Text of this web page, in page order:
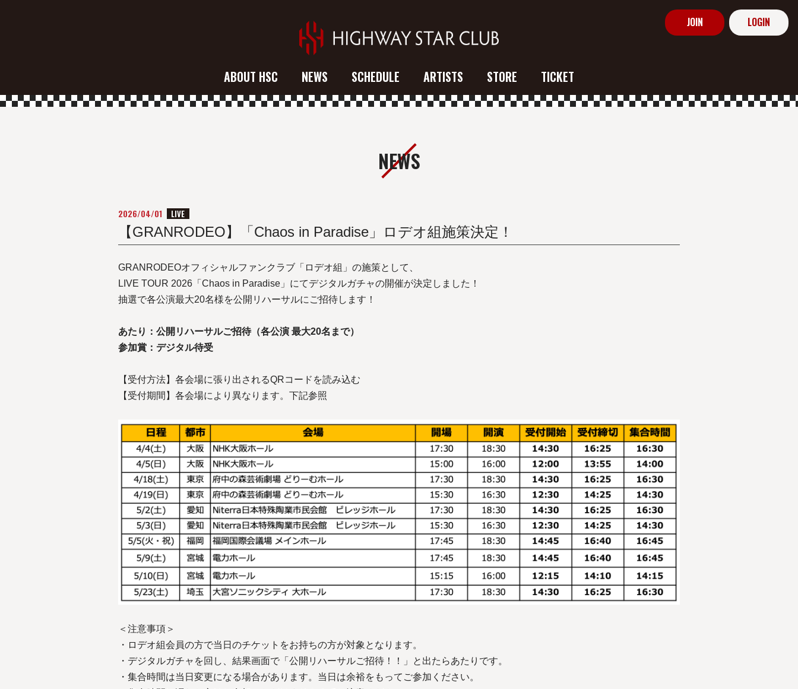
ABOUT HSC NEWS SCHEDULE ARTISTS STORE TICKET
JOIN LOGIN
NEWS
2026/04/01 LIVE
【GRANRODEO】「Chaos in Paradise」ロデオ組施策決定！
GRANRODEOオフィシャルファンクラブ「ロデオ組」の施策として、
LIVE TOUR 2026「Chaos in Paradise」にてデジタルガチャの開催が決定しました！
抽選で各公演最大20名様を公開リハーサルにご招待します！
あたり：公開リハーサルご招待（各公演 最大20名まで）
参加賞：デジタル待受
【受付方法】各会場に張り出されるQRコードを読み込む
【受付期間】各会場により異なります。下記参照
＜注意事項＞
・ロデオ組会員の方で当日のチケットをお持ちの方が対象となります。
・デジタルガチャを回し、結果画面で「公開リハーサルご招待！！」と出たらあたりです。
・集合時間は当日変更になる場合があります。当日は余裕をもってご参加ください。